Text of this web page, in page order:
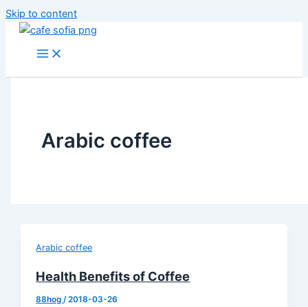
Skip to content
Arabic coffee
Arabic coffee
Health Benefits of Coffee
88hog/2018-03-26